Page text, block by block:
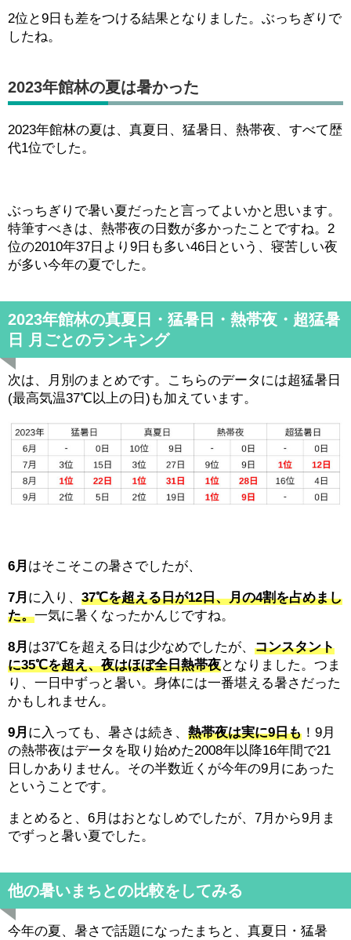
2位と9日も差をつける結果となりました。ぶっちぎりで
したね。
2023年館林の夏は暑かった
2023年館林の夏は、真夏日、猛暑日、熱帯夜、すべて歴
代1位でした。
ぶっちぎりで暑い夏だったと言ってよいかと思います。
特筆すべきは、熱帯夜の日数が多かったことですね。2
位の2010年37日より9日も多い46日という、寝苦しい夜
が多い今年の夏でした。
2023年館林の真夏日・猛暑日・熱帯夜・超猛暑
日 月ごとのランキング
次は、月別のまとめです。こちらのデータには超猛暑日
(最高気温37℃以上の日)も加えています。
6月 はそこそこの暑さでしたが、
7月 に入り、 37℃を超える日が12日、月の4割を占めまし
た。一気に暑くなったかんじですね。
8月 は37℃を超える日は少なめでしたが、 コンスタント
に35℃を超え、夜はほぼ全日熱帯夜となりました。つま
り、一日中ずっと暑い。身体には一番堪える暑さだった
かもしれません。
9月 に入っても、暑さは続き、 熱帯夜は実に9日も ！9月
の熱帯夜はデータを取り始めた2008年以降16年間で21
日しかありません。その半数近くが今年の9月にあった
ということです。
まとめると、6月はおとなしめでしたが、7月から9月ま
でずっと暑い夏でした。
他の暑いまちとの比較をしてみる
今年の夏、暑さで話題になったまちと、真夏日・猛暑